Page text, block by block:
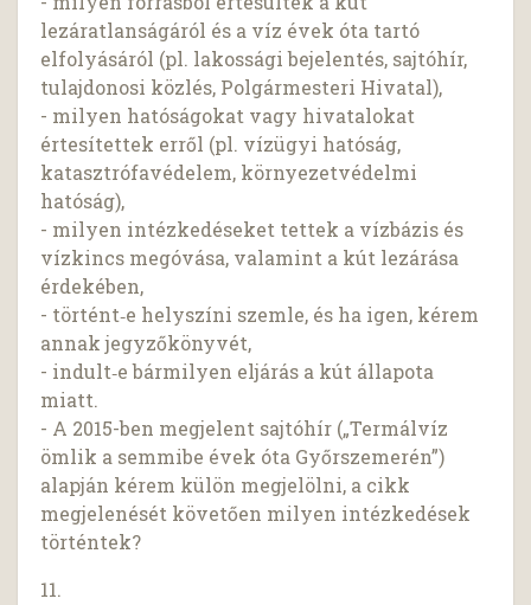
lezáratlanságáról és a víz évek óta tartó
elfolyásáról (pl. lakossági bejelentés, sajtóhír,
tulajdonosi közlés, Polgármesteri Hivatal),
- milyen hatóságokat vagy hivatalokat
értesítettek erről (pl. vízügyi hatóság,
katasztrófavédelem, környezetvédelmi
hatóság),
- milyen intézkedéseket tettek a vízbázis és
vízkincs megóvása, valamint a kút lezárása
érdekében,
- történt‑e helyszíni szemle, és ha igen, kérem
annak jegyzőkönyvét,
- indult‑e bármilyen eljárás a kút állapota
miatt.
- A 2015-ben megjelent sajtóhír („Termálvíz
ömlik a semmibe évek óta Győrszemerén”)
alapján kérem külön megjelölni, a cikk
megjelenését követően milyen intézkedések
történtek?
11.